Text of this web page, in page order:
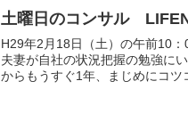
土曜日のコンサル
H29年2月18日（土）の午前10
夫妻が自社の状況把握の勉強にいらしていました。 H28年の
からもうすぐ1年、まじめにコツ